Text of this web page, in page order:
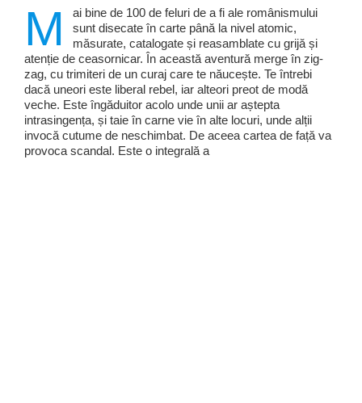
M
ai bine de 100 de feluri de a fi ale românismului
sunt disecate în carte până la nivel atomic,
măsurate, catalogate și reasamblate cu grijă și
atenție de ceasornicar. În această aventură merge în zig-
zag, cu trimiteri de un curaj care te năucește. Te întrebi
dacă uneori este liberal rebel, iar alteori preot de modă
veche. Este îngăduitor acolo unde unii ar aștepta
intrasingența, și taie în carne vie în alte locuri, unde alții
invocă cutume de neschimbat. De aceea cartea de față va
provoca scandal. Este o integrală a